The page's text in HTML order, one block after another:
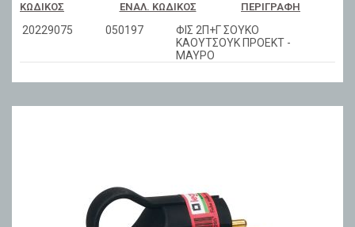
ΚΩΔΙΚΌΣ ΕΝΑΛ. ΚΩΔΙΚΌΣ ΠΕΡΙΓΡΑΦΉ
20229075 050197
ΦΙΣ 2Π+Γ ΣΟΥΚΟ
ΚΑΟΥΤΣΟΥΚ ΠΡΟΕΚΤ -
ΜΑΥΡΟ